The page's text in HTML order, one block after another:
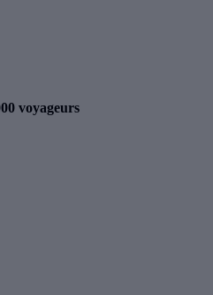
voyageurs